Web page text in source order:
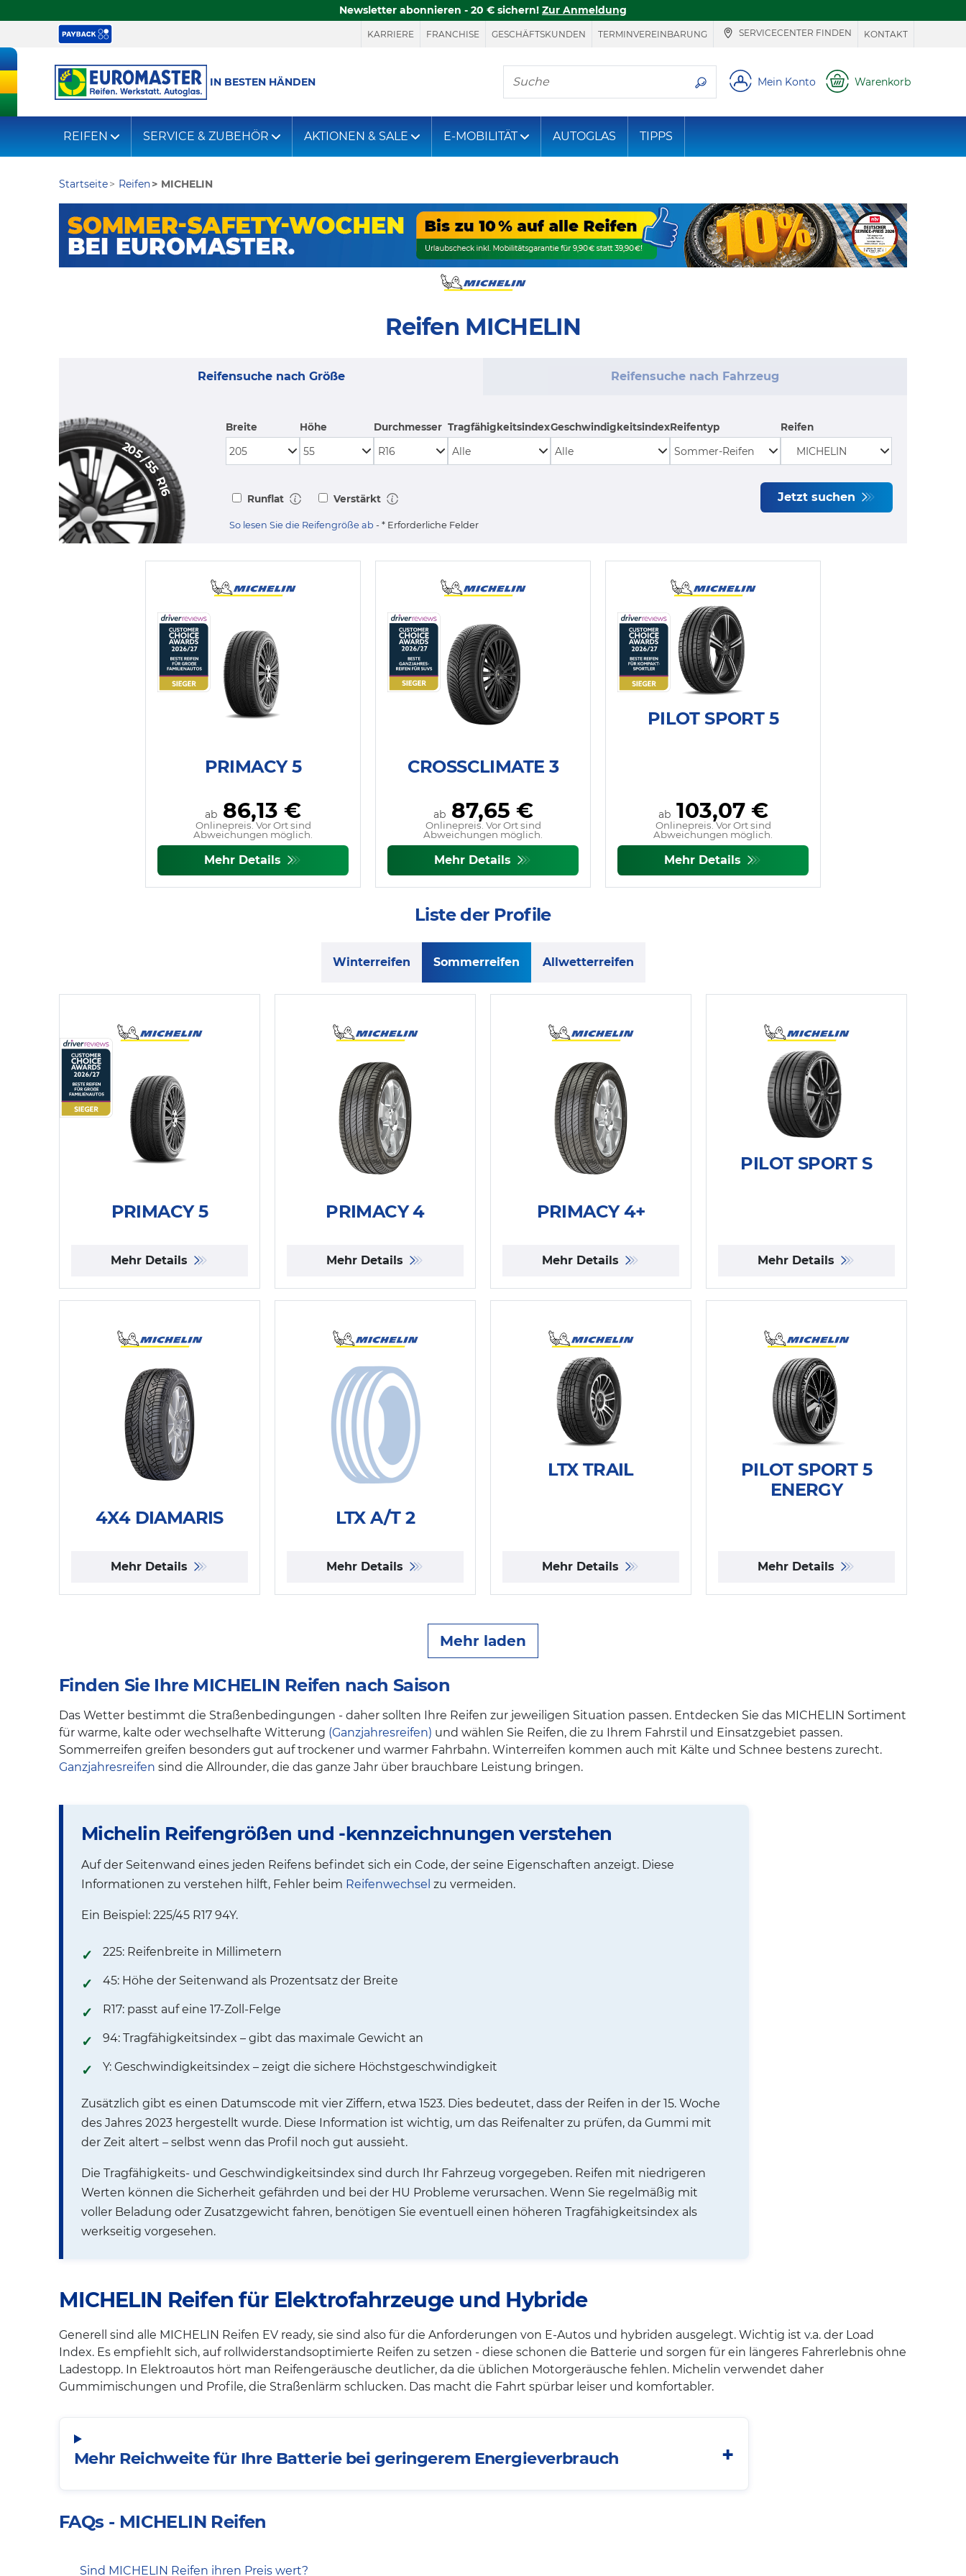
Newsletter abonnieren - 20 € sichern! Zur Anmeldung
KARRIERE FRANCHISE GESCHÄFTSKUNDEN TERMINVEREINBARUNG SERVICECENTER FINDEN KONTAKT
IN BESTEN HÄNDEN
Hier finden Sie, was Sie suchen
Mein Konto Warenkorb
REIFEN SERVICE & ZUBEHÖR AKTIONEN & SALE E-MOBILITÄT AUTOGLAS TIPPS
Startseite Reifen MICHELIN
Reifen MICHELIN
Reifensuche nach Größe Reifensuche nach Fahrzeug
205/
55
R16
Breite Höhe Durchmesser TragfähigkeitsindexGeschwindigkeitsindexReifentyp Reifen
Runflat Verstärkt Jetzt suchen
So lesen Sie die Reifengröße ab - * Erforderliche Felder
PRIMACY 5
ab 86,13 €
Onlinepreis. Vor Ort sind
Abweichungen möglich.
Mehr Details
CROSSCLIMATE 3
ab87,65 €
Onlinepreis. Vor Ort sind
Abweichungen möglich.
Mehr Details
PILOT SPORT 5
ab103,07 €
Onlinepreis. Vor Ort sind
Abweichungen möglich.
Mehr Details
Liste der Profile
Winterreifen Sommerreifen Allwetterreifen
PRIMACY 5
Mehr Details
PRIMACY 4
Mehr Details
PRIMACY 4+
Mehr Details
PILOT SPORT S
Mehr Details
4X4 DIAMARIS
Mehr Details
LTX A/T 2
Mehr Details
LTX TRAIL
Mehr Details
PILOT SPORT 5
ENERGY
Mehr Details
Mehr laden
Finden Sie Ihre MICHELIN Reifen nach Saison
Das Wetter bestimmt die Straßenbedingungen - daher sollten Ihre Reifen zur jeweiligen Situation passen. Entdecken Sie das MICHELIN Sortiment
für warme, kalte oder wechselhafte Witterung (Ganzjahresreifen) und wählen Sie Reifen, die zu Ihrem Fahrstil und Einsatzgebiet passen.
Sommerreifen greifen besonders gut auf trockener und warmer Fahrbahn. Winterreifen kommen auch mit Kälte und Schnee bestens zurecht.
Ganzjahresreifen sind die Allrounder, die das ganze Jahr über brauchbare Leistung bringen.
Michelin Reifengrößen und -kennzeichnungen verstehen
Auf der Seitenwand eines jeden Reifens befindet sich ein Code, der seine Eigenschaften anzeigt. Diese
Informationen zu verstehen hilft, Fehler beim Reifenwechsel zu vermeiden.
Ein Beispiel: 225/45 R17 94Y.
225: Reifenbreite in Millimetern
45: Höhe der Seitenwand als Prozentsatz der Breite
R17: passt auf eine 17-Zoll-Felge
94: Tragfähigkeitsindex – gibt das maximale Gewicht an
Y: Geschwindigkeitsindex – zeigt die sichere Höchstgeschwindigkeit
Zusätzlich gibt es einen Datumscode mit vier Ziffern, etwa 1523. Dies bedeutet, dass der Reifen in der 15. Woche
des Jahres 2023 hergestellt wurde. Diese Information ist wichtig, um das Reifenalter zu prüfen, da Gummi mit
der Zeit altert – selbst wenn das Profil noch gut aussieht.
Die Tragfähigkeits- und Geschwindigkeitsindex sind durch Ihr Fahrzeug vorgegeben. Reifen mit niedrigeren
Werten können die Sicherheit gefährden und bei der HU Probleme verursachen. Wenn Sie regelmäßig mit
voller Beladung oder Zusatzgewicht fahren, benötigen Sie eventuell einen höheren Tragfähigkeitsindex als
werkseitig vorgesehen.
MICHELIN Reifen für Elektrofahrzeuge und Hybride
Generell sind alle MICHELIN Reifen EV ready, sie sind also für die Anforderungen von E-Autos und hybriden ausgelegt. Wichtig ist v.a. der Load
Index. Es empfiehlt sich, auf rollwiderstandsoptimierte Reifen zu setzen - diese schonen die Batterie und sorgen für ein längeres Fahrerlebnis ohne
Ladestopp. In Elektroautos hört man Reifengeräusche deutlicher, da die üblichen Motorgeräusche fehlen. Michelin verwendet daher
Gummimischungen und Profile, die Straßenlärm schlucken. Das macht die Fahrt spürbar leiser und komfortabler.
Mehr Reichweite für Ihre Batterie bei geringerem Energieverbrauch
FAQs - MICHELIN Reifen
Sind MICHELIN Reifen ihren Preis wert?